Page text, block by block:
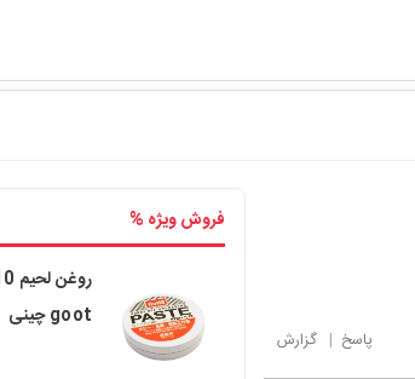
پاسخ | گزارش
فروش ویژه %
goot چینی